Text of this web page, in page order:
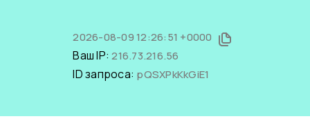
2026-08-09 12:26:51 +0000
Ваш IP:216.73.216.56
ID запроса: pQSXPkKkGiE1